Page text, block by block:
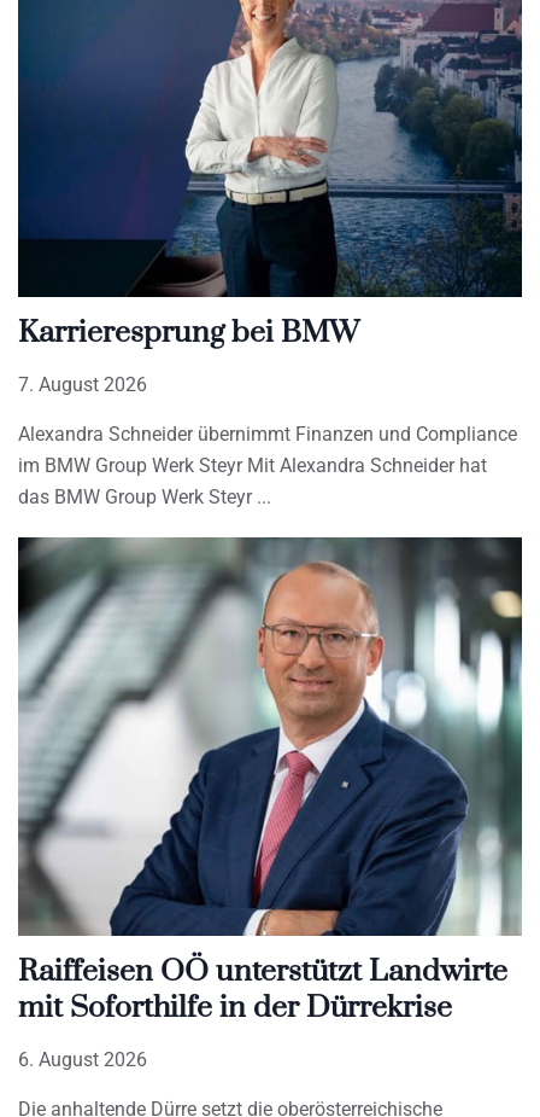
Karrieresprung bei BMW
7. August 2026
Alexandra Schneider übernimmt Finanzen und Compliance
im BMW Group Werk Steyr Mit Alexandra Schneider hat
das BMW Group Werk Steyr
Raiffeisen OÖ unterstützt Landwirte
mit Soforthilfe in der Dürrekrise
6. August 2026
Die anhaltende Dürre setzt die oberösterreichische